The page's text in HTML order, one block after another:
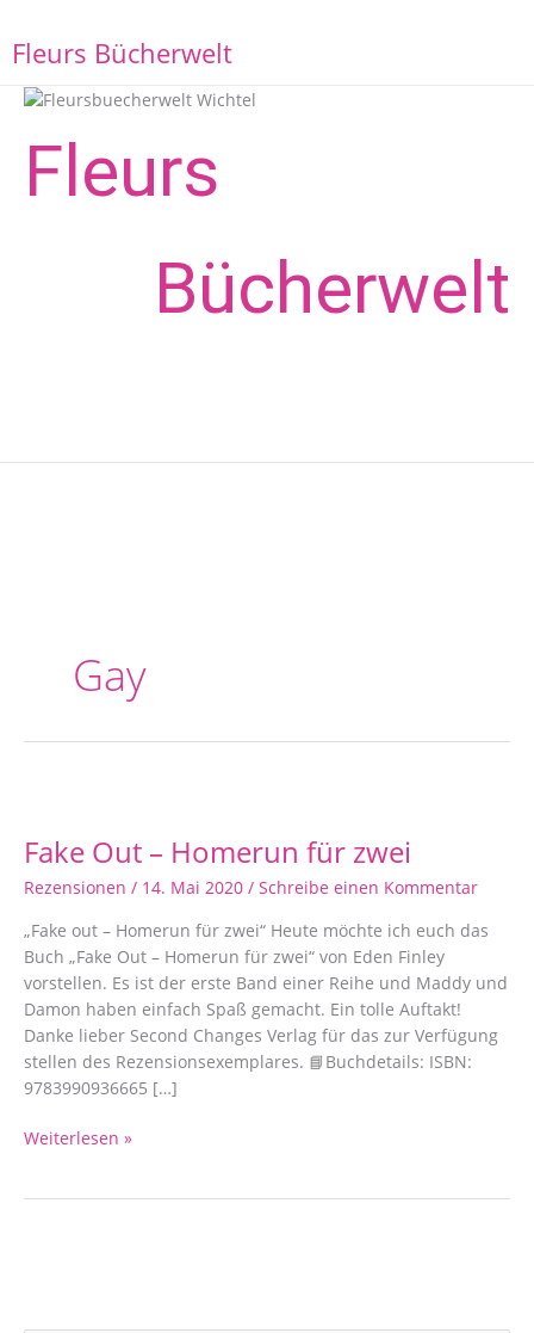
Inhalt
springen
Fleurs Bücherwelt
Fleurs
Bücher­welt
Gay
Fake Out – Homerun für zwei
Rezensionen / 14. Mai 2020 / Schreibe einen Kommentar
„Fake out – Homerun für zwei“ Heute möchte ich euch das
Buch „Fake Out – Homerun für zwei“ von Eden Finley
vorstellen. Es ist der erste Band einer Reihe und Maddy und
Damon haben einfach Spaß gemacht. Ein tolle Auftakt!
Danke lieber Second Changes Verlag für das zur Verfügung
stellen des Rezensionsexemplares. 📘Buchdetails: ISBN:
9783990936665 […]
–
für
zwei
Weiterlesen »